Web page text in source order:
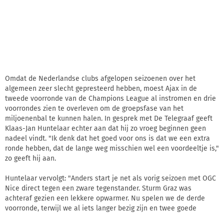
Omdat de Nederlandse clubs afgelopen seizoenen over het
algemeen zeer slecht gepresteerd hebben, moest Ajax in de
tweede voorronde van de Champions League al instromen en drie
voorrondes zien te overleven om de groepsfase van het
miljoenenbal te kunnen halen. In gesprek met De Telegraaf geeft
Klaas-Jan Huntelaar echter aan dat hij zo vroeg beginnen geen
nadeel vindt. "Ik denk dat het goed voor ons is dat we een extra
ronde hebben, dat de lange weg misschien wel een voordeeltje is,"
zo geeft hij aan.
Huntelaar vervolgt: "Anders start je net als vorig seizoen met OGC
Nice direct tegen een zware tegenstander. Sturm Graz was
achteraf gezien een lekkere opwarmer. Nu spelen we de derde
voorronde, terwijl we al iets langer bezig zijn en twee goede